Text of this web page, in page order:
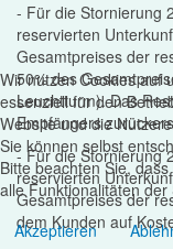
- Für die Stornierung
reservierten
Gesamtpreises der
50% des
Leuchtturm). Das
Empfängers
- Für die Stornierung
reservierten
Gesamtpreises der
dem Kunden auf
Wir nutzen Cookies auf
essenziell für den
Website und die
Sie können selbst
Bitte beachten Sie,
alle Funktionalitäten
Akzeptieren